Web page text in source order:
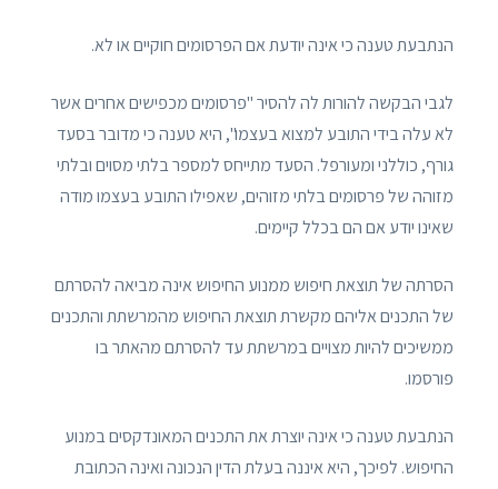
הנתבעת טענה כי אינה יודעת אם הפרסומים חוקיים או לא.
לגבי הבקשה להורות לה להסיר "פרסומים מכפישים אחרים אשר
לא עלה בידי התובע למצוא בעצמו", היא טענה כי מדובר בסעד
גורף, כוללני ומעורפל. הסעד מתייחס למספר בלתי מסוים ובלתי
מזוהה של פרסומים בלתי מזוהים, שאפילו התובע בעצמו מודה
שאינו יודע אם הם בכלל קיימים.
הסרתה של תוצאת חיפוש ממנוע החיפוש אינה מביאה להסרתם
של התכנים אליהם מקשרת תוצאת החיפוש מהמרשתת והתכנים
ממשיכים להיות מצויים במרשתת עד להסרתם מהאתר בו
פורסמו.
הנתבעת טענה כי אינה יוצרת את התכנים המאונדקסים במנוע
החיפוש. לפיכך, היא איננה בעלת הדין הנכונה ואינה הכתובת